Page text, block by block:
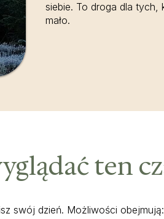
siebie. To droga dla
mało.
ten
swój dzień. Możliwości obejmują: